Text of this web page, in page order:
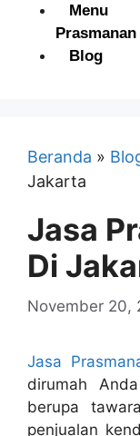
Menu
Prasmanan
Blog
Beranda »
Jakarta
Jasa
Di
November 20,
Jasa
dirumah
berupa
penjualan